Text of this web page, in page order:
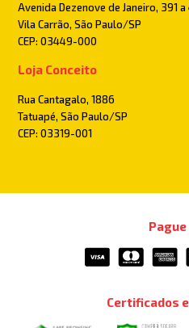
Avenida Dezenove de Janeiro, 391 a
Vila Carrão, São Paulo/SP
CEP: 03449-000
Loja Conceito
Rua Cantagalo, 1886
Tatuapé, São Paulo/SP
CEP: 03319-001
Pague
Certificados